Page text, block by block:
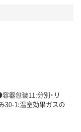
器包装11:分別・リ
30-1:温室効果ガスの